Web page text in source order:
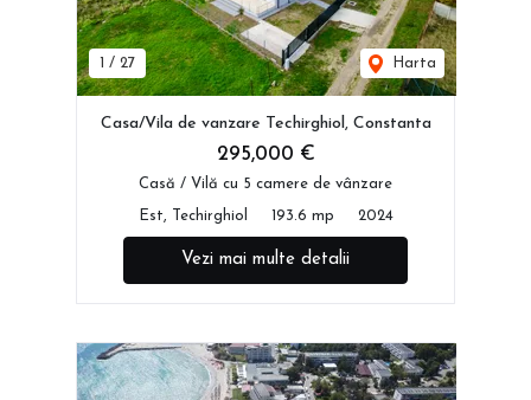
1 / 27 Harta
Casa/Vila de vanzare Techirghiol, Constanta
295,000 €
Casă / Vilă cu 5 camere de vânzare
Est, Techirghiol 193.6 mp 2024
Vezi mai multe detalii